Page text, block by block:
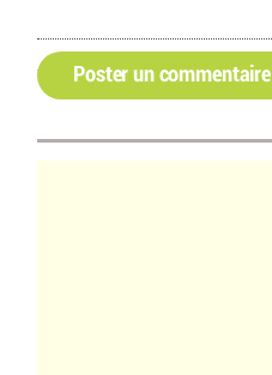
Poster un commentaire